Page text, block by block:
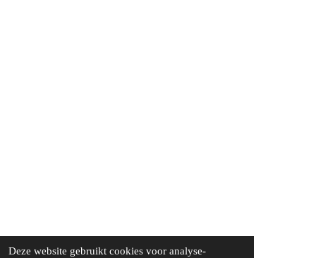
Deze website gebruikt cookies voor analyse-